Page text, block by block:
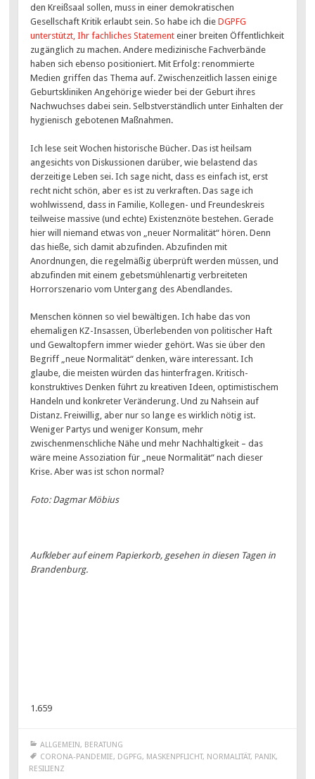
den Kreißsaal sollen, muss in einer demokratischen
Gesellschaft Kritik erlaubt sein. So habe ich dieDGPFG
unterstützt, Ihr fachliches Statement einer breiten Öffentlichkeit
zugänglich zu machen. Andere medizinische Fachverbände
haben sich ebenso positioniert. Mit Erfolg: renommierte
Medien griffen das Thema auf. Zwischenzeitlich lassen einige
Geburtskliniken Angehörige wieder bei der Geburt ihres
Nachwuchses dabei sein. Selbstverständlich unter Einhalten der
hygienisch gebotenen Maßnahmen.
Ich lese seit Wochen historische Bücher. Das ist heilsam
angesichts von Diskussionen darüber, wie belastend das
derzeitige Leben sei. Ich sage nicht, dass es einfach ist, erst
recht nicht schön, aber es ist zu verkraften. Das sage ich
wohlwissend, dass in Familie, Kollegen- und Freundeskreis
teilweise massive (und echte) Existenznöte bestehen. Gerade
hier will niemand etwas von „neuer Normalität“ hören. Denn
das hieße, sich damit abzufinden. Abzufinden mit
Anordnungen, die regelmäßig überprüft werden müssen, und
abzufinden mit einem gebetsmühlenartig verbreiteten
Horrorszenario vom Untergang des Abendlandes.
Menschen können so viel bewältigen. Ich habe das von
ehemaligen KZ-Insassen, Überlebenden von politischer Haft
und Gewaltopfern immer wieder gehört. Was sie über den
Begriff „neue Normalität“ denken, wäre interessant. Ich
glaube, die meisten würden das hinterfragen. Kritisch-
konstruktives Denken führt zu kreativen Ideen, optimistischem
Handeln und konkreter Veränderung. Und zu Nahsein auf
Distanz. Freiwillig, aber nur so lange es wirklich nötig ist.
Weniger Partys und weniger Konsum, mehr
zwischenmenschliche Nähe und mehr Nachhaltigkeit – das
wäre meine Assoziation für „neue Normalität“ nach dieser
Krise. Aber was ist schon normal?
Foto: Dagmar Möbius
Aufkleber auf einem Papierkorb, gesehen in diesen Tagen in
Brandenburg.
1.659
ALLGEMEIN, BERATUNG
CORONA-PANDEMIE, DGPFG, MASKENPFLICHT, NORMALITÄT, PANIK,
RESILIENZ